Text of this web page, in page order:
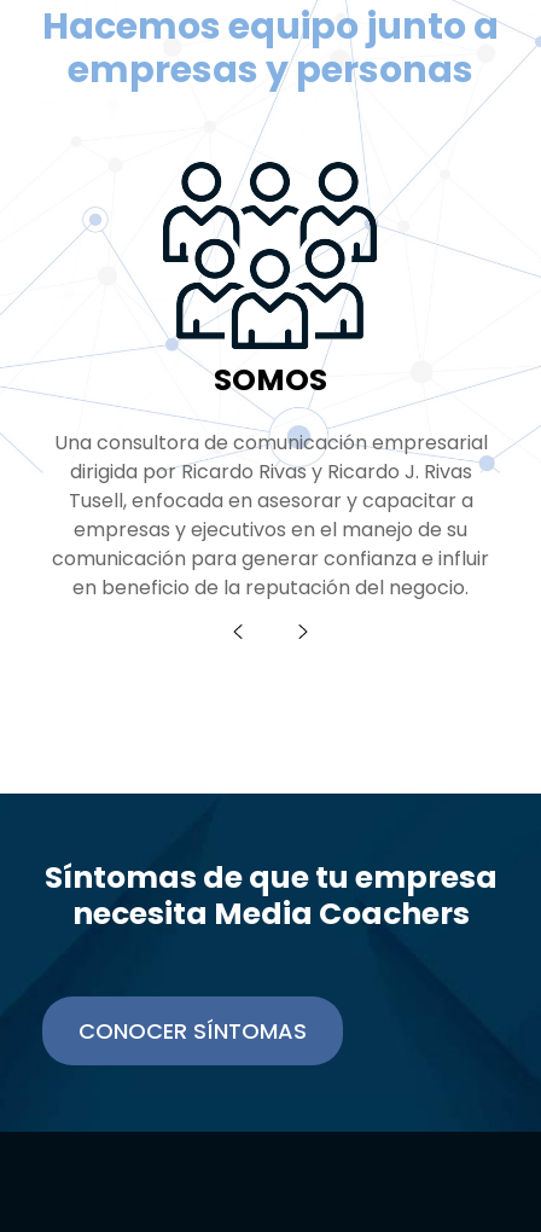
Hacemos equipo junto a
empresas y personas
SOMOS
Una consultora de comunicación empresarial
dirigida por Ricardo Rivas y Ricardo J. Rivas
Tusell, enfocada en asesorar y capacitar a
empresas y ejecutivos en el manejo de su
comunicación para generar confianza e influir
en beneficio de la reputación del negocio.
Síntomas de que tu empresa
necesita Media Coachers
CONOCER SÍNTOMAS